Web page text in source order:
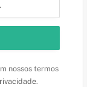
nossos termos
.